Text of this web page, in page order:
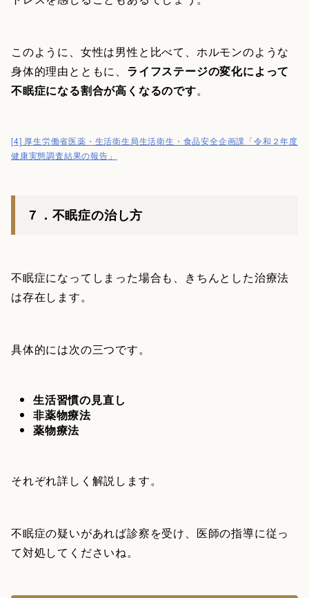
このように、女性は男性と比べて、ホルモンのような
身体的理由とともに、 ライフステージの変化によって
不眠症になる割合が高くなるのです。
[4] 厚生労働省医薬・生活衛生局生活衛生・食品安全企画課「令和２年度
健康実態調査結果の報告」
７．不眠症の治し方
不眠症になってしまった場合も、きちんとした治療法
は存在します。
具体的には次の三つです。
生活習慣の見直し
非薬物療法
薬物療法
それぞれ詳しく解説します。
不眠症の疑いがあれば診察を受け、医師の指導に従っ
て対処してくださいね。